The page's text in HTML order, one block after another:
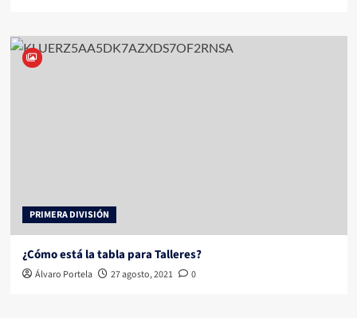
PRIMERA DIVISIÓN
¿Cómo está la tabla para Talleres?
Álvaro Portela 27 agosto, 2021 0